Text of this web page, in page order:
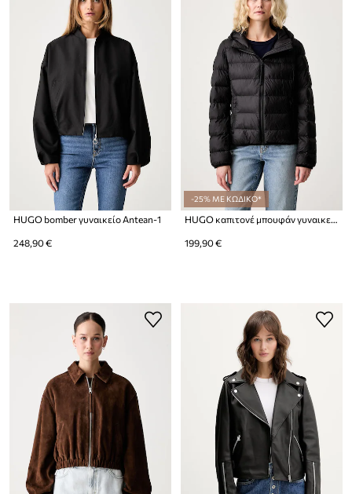
HUGO bomber γυναικείο Antean-1
248,90 €
-25% ΜΕ ΚΩΔΙΚΟ*
HUGO καπιτονέ μπουφάν γυναικείο Fandine-2
199,90 €